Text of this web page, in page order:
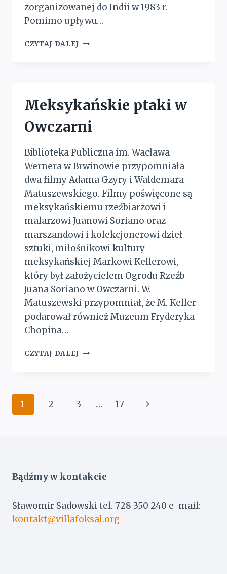
zorganizowanej do Indii w 1983 r.
Pomimo upływu…
CZYTAJ DALEJ POWRÓT
Meksykańskie ptaki w
Owczarni
Biblioteka Publiczna im. Wacława
Wernera w Brwinowie przypomniała
dwa filmy Adama Gzyry i Waldemara
Matuszewskiego. Filmy poświęcone są
meksykańskiemu rzeźbiarzowi i
malarzowi Juanowi Soriano oraz
marszandowi i kolekcjonerowi dzieł
sztuki, miłośnikowi kultury
meksykańskiej Markowi Kellerowi,
który był założycielem Ogrodu Rzeźb
Juana Soriano w Owczarni. W.
Matuszewski przypomniał, że M. Keller
podarował również Muzeum Fryderyka
Chopina…
CZYTAJ DALEJ MEKSYKAŃSKIE
Nawigacja
1 2 3 … 17
Następna
Bądźmy w kontakcie
Sławomir Sadowski tel. 728 350 240 e-mail:
kontakt@villafoksal.org